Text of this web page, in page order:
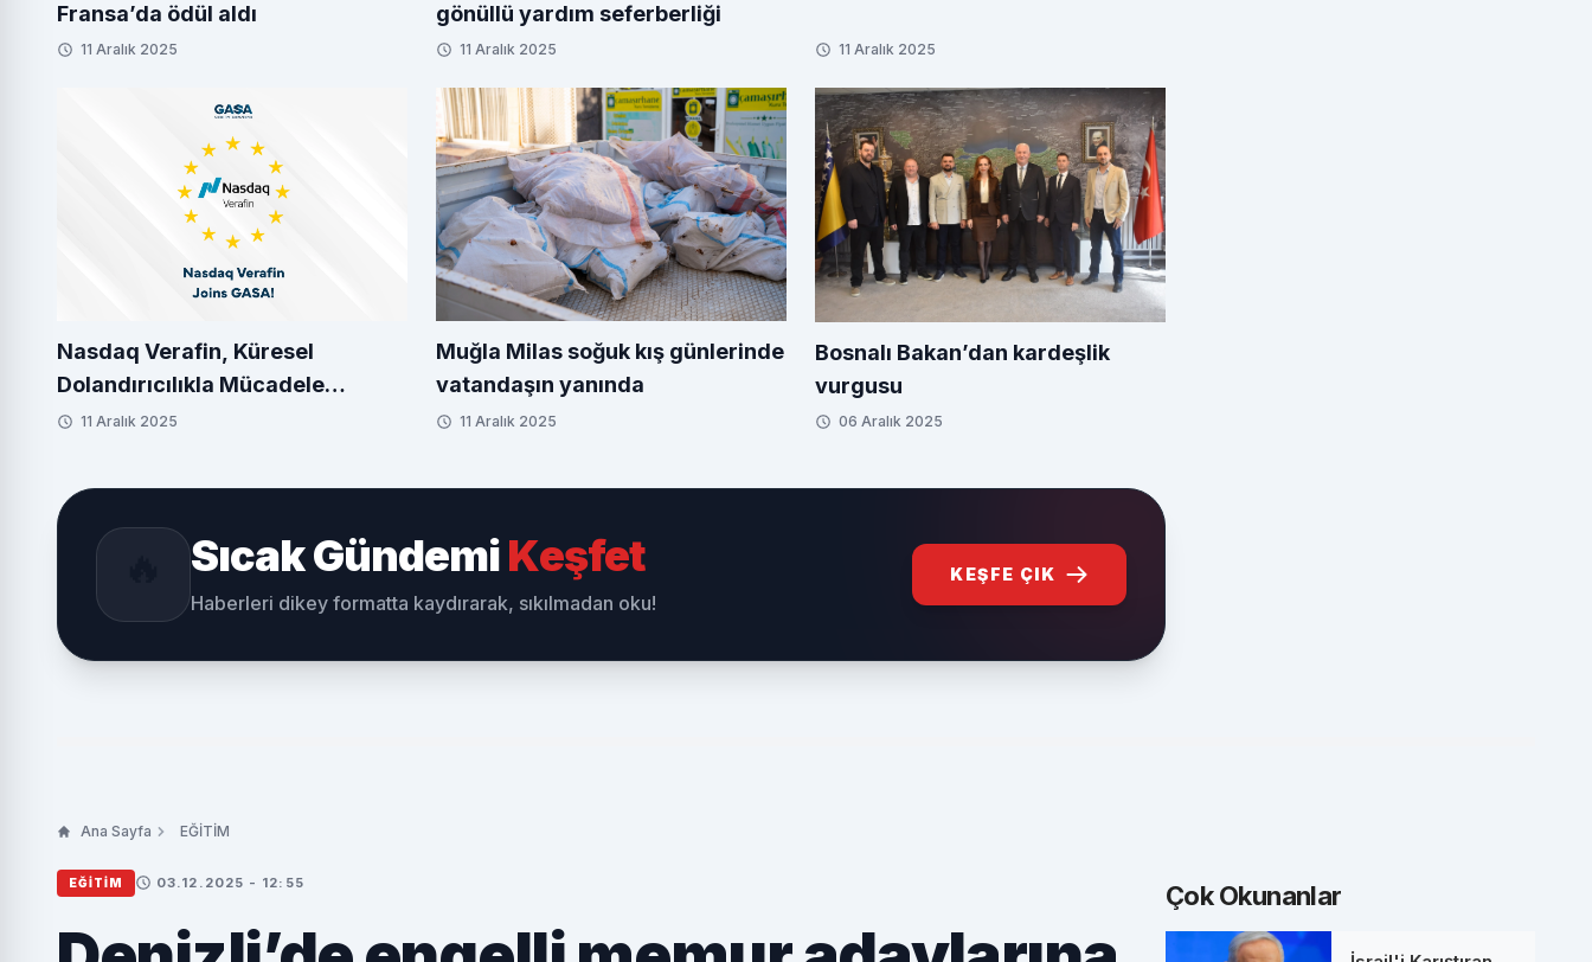
Fransa’da ödül aldı
11 Aralık 2025
gönüllü yardım seferberliği
11 Aralık 2025 11 Aralık 2025
Nasdaq Verafin, Küresel
Dolandırıcılıkla Mücadele
İttifakı'na (GASA) katıldı
11 Aralık 2025
Muğla Milas soğuk kış günlerinde
vatandaşın yanında
11 Aralık 2025
Bosnalı Bakan’dan kardeşlik
vurgusu
06 Aralık 2025
Sıcak GündemiKeşfet
Haberleri dikey formatta kaydırarak, sıkılmadan oku!
KEŞFE ÇIK
Ana Sayfa EĞİTİM
EĞİTİM 03.12.2025 - 12:55 Çok Okunanlar